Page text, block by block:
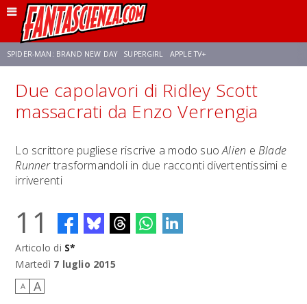
SPIDER-MAN: BRAND NEW DAY SUPERGIRL APPLE TV+
FRANCO RICCIARDIELLO ZENDAYA STAR TREK AVENGERS: DOOMSDAY
Due capolavori di Ridley Scott
massacrati da Enzo Verrengia
Lo scrittore pugliese riscrive a modo suoAlien e Blade
Runnertrasformandoli in due racconti divertentissimi e
irriverenti
11
Articolo di S*
Martedì 7 luglio 2015
A A